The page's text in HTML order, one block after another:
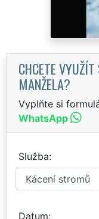
CHCETE
MANŽELA?
Vyplňte si
WhatsApp
Služba
Datum